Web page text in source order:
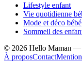
Lifestyle enfant
Vie quotidienne
Mode et déco bébé
Sommeil des
© 2026 Hello Maman —
À proposContact